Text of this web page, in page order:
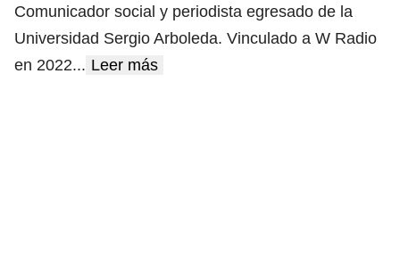
Comunicador social y periodista egresado de la
Universidad Sergio Arboleda. Vinculado a W Radio
en 2022... Leer más